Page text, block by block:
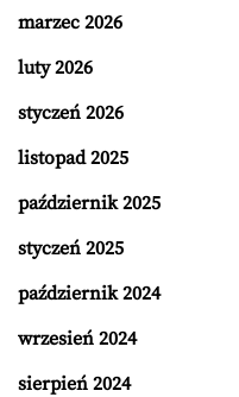
marzec 2026
luty 2026
styczeń 2026
listopad 2025
październik 2025
styczeń 2025
październik 2024
wrzesień 2024
sierpień 2024